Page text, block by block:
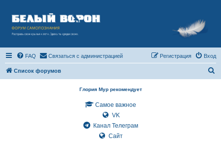
FAQ Связаться с администрацией Вход
Регистрация
Список форумов
Глория Мур рекомендует
Самое важное
VK
Канал Телеграм
Сайт